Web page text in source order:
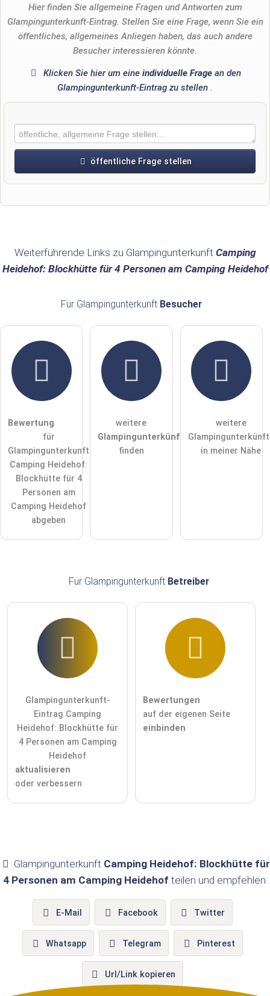
Hier finden Sie allgemeine Fragen und Antworten zum
Glampingunterkunft-Eintrag. Stellen Sie eine Frage, wenn Sie ein
öffentliches, allgemeines Anliegen haben, das auch andere
Besucher interessieren könnte.
Klicken Sie hier um eine individuelle Fragean den
Glampingunterkunft-Eintrag zu stellen .
öffentliche Frage stellen
Hiermit akzeptiere ich die .
Die Datenschutzerklärunghabe ich zur Kenntnis genommen.
öffentliche Frage stellen
Bitte beachten Sie, öffentliche Fragen sind
für alle
Besucher sichtbar.
Klicken Sie hier um eine
Glampingunterkunft-Eintrag zu stellen
Weiterführende Links zu Glampingunterkunft Camping
Heidehof: Blockhütte für 4 Personen am Camping Heidehof
Für Glampingunterkunft Besucher
Bewertung
für
Glampingunterkunft
Camping Heidehof:
Blockhütte für 4
Personen am
Camping Heidehof
abgeben
weitere
Glampingunterkünfte
finden
weitere
in meiner Nähe
Für Glampingunterkunft Betreiber
Glampingunterkunft-
Eintrag Camping
Heidehof: Blockhütte für
4 Personen am Camping
Heidehof
aktualisieren
oder verbessern
Bewertungen
auf der eigenen Seite
einbinden
Glampingunterkunft Camping Heidehof: Blockhütte für
4 Personen am Camping Heidehof teilen und empfehlen:
E-Mail Facebook Twitter
Whatsapp Telegram Pinterest
Url/Link kopieren